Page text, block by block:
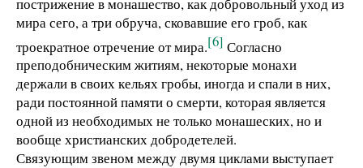
мира сего, а три обруча, сковавшие его гроб, как
троекратное отречение от мира.[6] Согласно
преподобническим житиям, некоторые монахи
держали в своих кельях гробы, иногда и спали в них,
ради постоянной памяти о смерти, которая является
одной из необходимых не только монашеских, но и
вообще христианских добродетелей.
Связующим звеном между двумя циклами выступает